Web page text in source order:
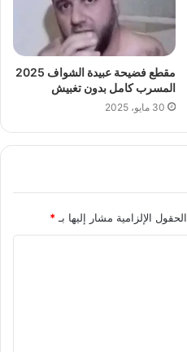
مقطع فضيحة عبيدة الشواف 2025
المسرب كامل بدون تغبيش
30 مايو، 2025
الحقول الإلزامية مشار إليها بـ*